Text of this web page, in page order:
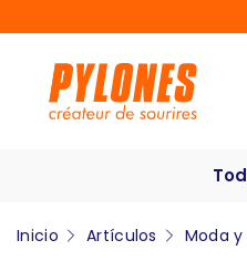
Inicio Artículos Moda